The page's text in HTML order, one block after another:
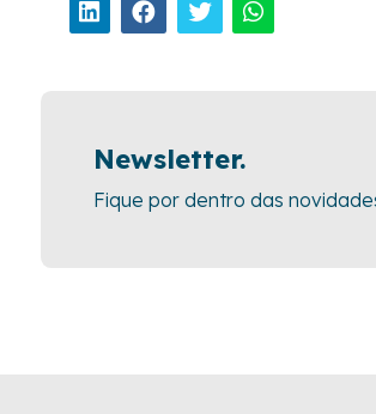
Newsletter.
Fique por dentro das